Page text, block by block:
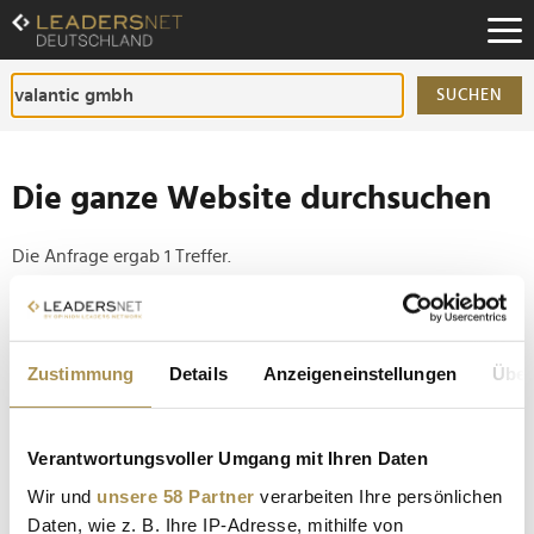
Zustimmung Details Anzeigeneinstellungen
Verantwortungsvoller Umgang mit Ihren Daten
Wir und unsere 58 Partner verarbeiten Ihre persönlichen
Daten, wie z. B. Ihre IP-Adresse, mithilfe von
Zum
Inhalt
Zur
Fußzeilen-
Navigation
SUCHEN
Die ganze Website durchsuchen
Die Anfrage ergab 1 Treffer.
Tipp
Seiten suchen, die genau diese Wortgruppe enthalten:
Personalie: Horst-Florian Jaeck